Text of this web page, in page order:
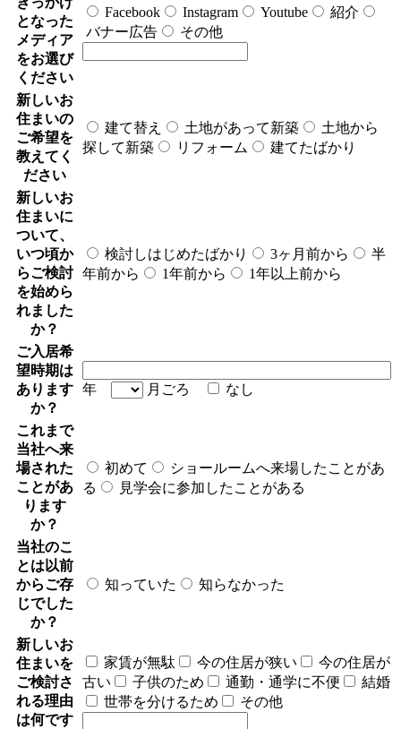
となった
メディア
をお選び
ください
Facebook
Instagram Youtube
紹介
バナー広告
その他
新しいお
住まいの
ご希望を
教えてく
ださい
建て替え 土地があって新築
土地から
探して新築
リフォーム 建てたばかり
新しいお
住まいに
ついて、
いつ頃か
らご検討
を始めら
れました
か？
検討しはじめたばかり 3ヶ月前から
半
年前から
1年前から 1年以上前から
ご入居希
望時期は
あります
か？
年 月ごろ なし
これまで
当社へ来
場された
ことがあ
ります
か？
初めて
ショールームへ来場したことがあ
る
見学会に参加したことがある
当社のこ
とは以前
からご存
じでした
か？
知っていた 知らなかった
新しいお
住まいを
ご検討さ
れる理由
は何です
家賃が無駄 今の住居が狭い
今の住居が
古い
子供のため 通勤・通学に不便
結婚
世帯を分けるため
その他